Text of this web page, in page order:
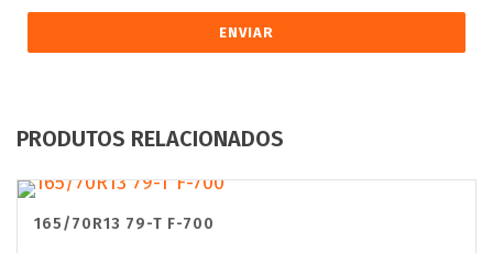
PRODUTOS RELACIONADOS
165/70R13 79-T F-700